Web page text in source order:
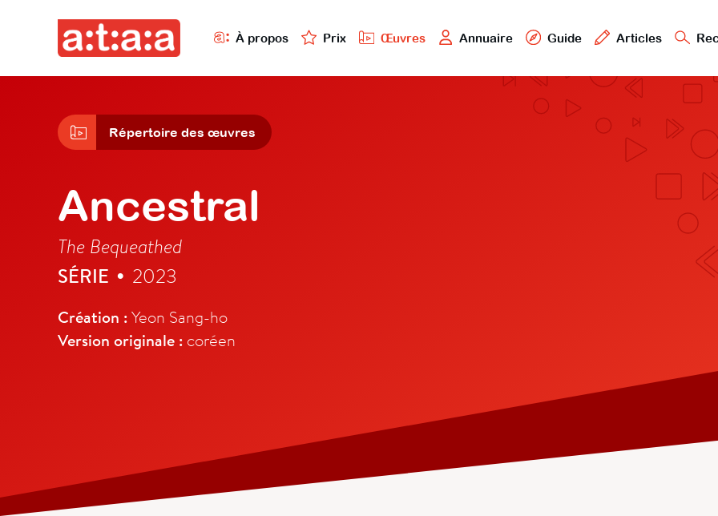
À propos Prix Œuvres Annuaire Guide Articles
Répertoire des œuvres
Ancestral
The Bequeathed
SÉRIE • 2023
Création :Yeon Sang-ho
Version originale : coréen